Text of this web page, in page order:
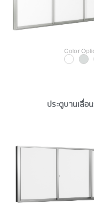
Color
ประตูบานเลื่อ